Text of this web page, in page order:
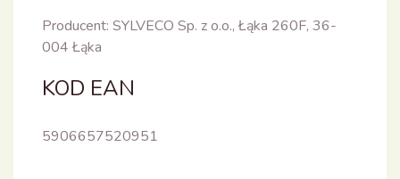
Producent: SYLVECO Sp. z o.o., Łąka 260F, 36-
004 Łąka
KOD EAN
5906657520951